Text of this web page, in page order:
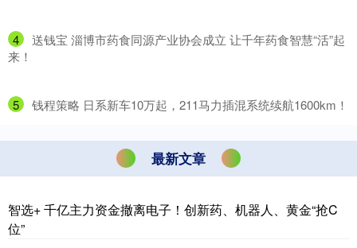
4
​送钱宝 淄博市药食同源产业协会成立 让千年药食智慧“活”起
来！
5 ​钱程策略 日系新车10万起，211马力插混系统续航1600km！
最新文章
智选+ 千亿主力资金撤离电子！创新药、机器人、黄金“抢C
位”